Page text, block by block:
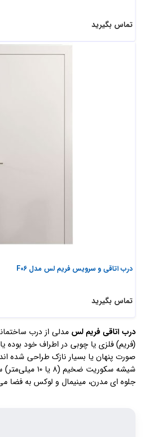
تماس بگیرید
درب اتاقی و سرویس فریم لس مدل F06
تماس بگیرید
درب اتاقی فریم لس مدلی از درب
(فریم) فلزی یا چوبی در اطراف خود بوده
صورت پنهان یا بسیار نازک طراحی شده
شیشه سکوریت ضخیم
جلوه ای مدرن، مینیمال و لوکس به فضا